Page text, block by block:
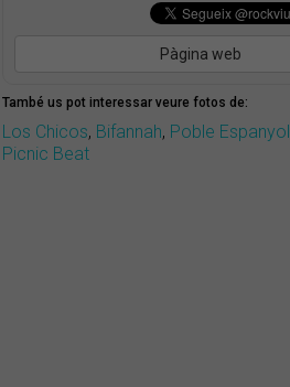
Pàgina web
També us pot interessar veure fotos de:
Los Chicos, Bifannah, Poble Espanyol
Picnic Beat